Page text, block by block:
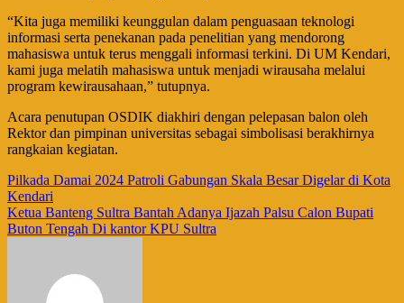
“Kita juga memiliki keunggulan dalam penguasaan teknologi
informasi serta penekanan pada penelitian yang mendorong
mahasiswa untuk terus menggali informasi terkini. Di UM Kendari,
kami juga melatih mahasiswa untuk menjadi wirausaha melalui
program kewirausahaan,” tutupnya.
Acara penutupan OSDIK diakhiri dengan pelepasan balon oleh
Rektor dan pimpinan universitas sebagai simbolisasi berakhirnya
rangkaian kegiatan.
Navigasi
pos
Pilkada Damai 2024 Patroli Gabungan Skala Besar Digelar di Kota
Kendari
Ketua Banteng Sultra Bantah Adanya Ijazah Palsu Calon Bupati
Buton Tengah Di kantor KPU Sultra